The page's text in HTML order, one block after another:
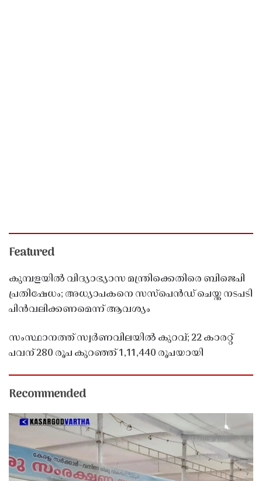
Featured
കുമ്പളയിൽ വിദ്യാഭ്യാസ മന്ത്രിക്കെതിരെ ബിജെപി
പ്രതിഷേധം; അധ്യാപകനെ സസ്‌പെൻഡ് ചെയ്ത നടപടി
പിൻവലിക്കണമെന്ന് ആവശ്യം
സംസ്ഥാനത്ത് സ്വർണവിലയിൽ കുറവ്; 22 കാരറ്റ്
പവന് 280 രൂപ കുറഞ്ഞ് 1,11,440 രൂപയായി
Recommended